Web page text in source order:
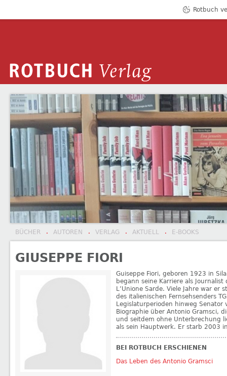
Rotbuch
ROTBUCH VERLAG
GIUSEPPE FIORI
BÜCHER · AUTOREN · VERLAG · AKTUELL · E-BOOKS
GIUSEPPE FIORI
Guiseppe Fiori, geboren 1923 in
begann seine Karriere als Journalist
L’Unione Sarde. Viele Jahre war er
des italienischen Fernsehsenders
Legislaturperioden hinweg Senator
Biographie über Antonio Gramsci,
und seitdem ohne Unterbrechung
als sein Hauptwerk. Er starb 2003
BEI ROTBUCH ERSCHIENEN
Das Leben des Antonio Gramsci